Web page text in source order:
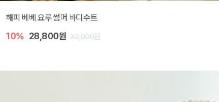
해피 베베 요루 썸머 바디수트
10% 28,800원 32,000원